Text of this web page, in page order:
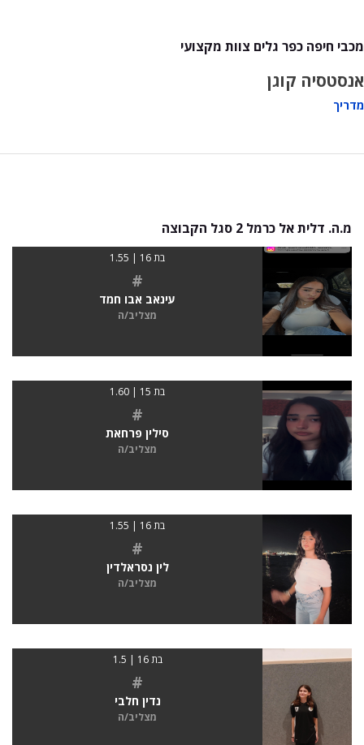
מכבי חיפה כפר גלים צוות מקצועי
אנסטסיה קוגן
מדריך
מ.ה. דלית אל כרמל 2 סגל הקבוצה
בת 16 | 1.55
#
עינאב אבו חמד
מצליב/ה
בת 15 | 1.60
#
סילין פרחאת
מצליב/ה
בת 16 | 1.55
#
לין נסראלדין
מצליב/ה
בת 16 | 1.5
#
נדין חלבי
מצליב/ה